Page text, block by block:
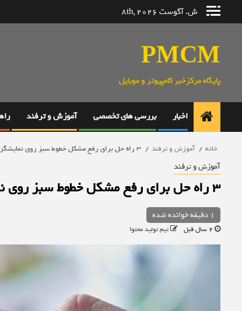
ش. آگوست 8th, 2026
PMCM
پایگاه مرکزخبر کامپیوتر و موبایل
اخبار بررسی های تخصصی آموزش و ترفند
خانه آموزش و ترفند 3 راه حل برای رفع مشکل خطوط سبز روی نمایشگر گوشی اندروید
آموزش و ترفند
3 راه حل برای رفع مشکل خطوط سبز روی نمایشگر گوشی اندروید
1 دقیقه خوانده شده
تیم تولید محتوا